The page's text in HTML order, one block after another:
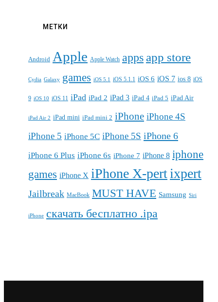
МЕТКИ
Android Apple Apple Watch apps app store
Cydia Galaxy games iOS 5.1 iOS 5.1.1 iOS 6 iOS 7 ios 8 iOS
9 iOS 10 iOS 11 iPad iPad 2 iPad 3 iPad 4 iPad 5 iPad Air
iPad Air 2 iPad mini iPad mini 2 iPhone iPhone 4S
iPhone 5 iPhone 5C iPhone 5S iPhone 6
iPhone 6 Plus iPhone 6s iPhone 7 iPhone 8 iphone
games iPhone X iPhone X-pertixpert
Jailbreak MacBook MUST HAVE Samsung Siri
iPhone скачать бесплатно .ipa